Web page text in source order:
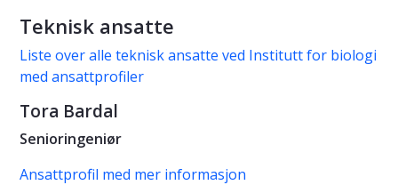
Teknisk ansatte
Liste over alle teknisk ansatte ved Institutt for biologi
med ansattprofiler
Tora Bardal
Senioringeniør
Ansattprofil med mer informasjon